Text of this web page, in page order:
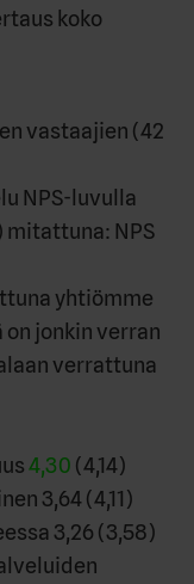
koko
vastaajien (42
NPS-luvulla
NPS
yhtiömme
jonkin verran
verrattuna
4,30 (4,14)
3,64 (4,11)
3,26 (3,58)